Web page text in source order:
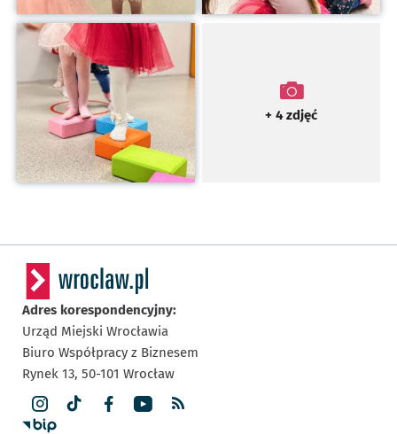
Kliknij, aby powiększyć
+ 4zdjęć
Adres korespondencyjny:
Urząd Miejski Wrocławia
Biuro Współpracy z Biznesem
Rynek 13, 50-101 Wrocław